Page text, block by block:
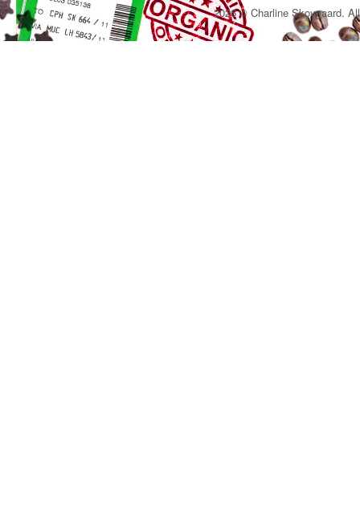
2026 © Charline Skovgaard.